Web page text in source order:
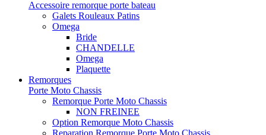
Accessoire remorque porte bateau
Galets Rouleaux Patins
Omega
Bride
CHANDELLE
Omega
Plaquette
Remorques
Porte Moto Chassis
Remorque Porte Moto Chassis
NON FREINEE
Option Remorque Moto Chassis
Reparation Remorque Porte Moto Chassis